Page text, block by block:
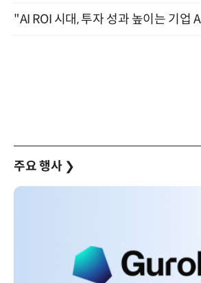
주요 행사 ❯